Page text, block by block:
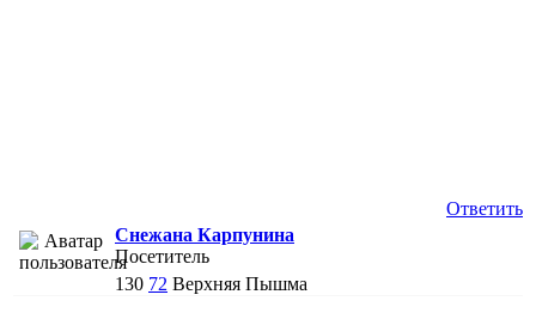
Ответить
Снежана Карпунина
Посетитель
130 72 Верхняя Пышма